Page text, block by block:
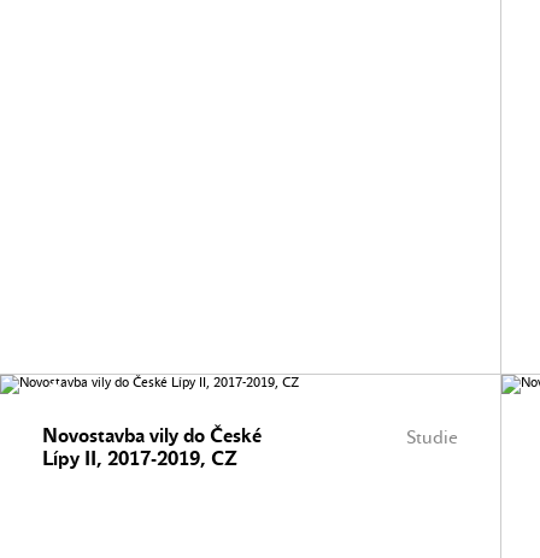
Studie
Novostavba vily do České
Lípy II, 2017-2019, CZ